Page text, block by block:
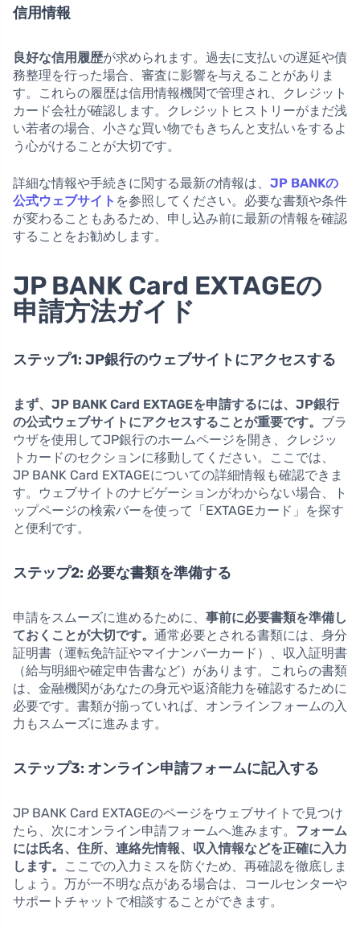
信用情報
良好な信用履歴が求められます。過去に支払いの遅延や債
務整理を行った場合、審査に影響を与えることがありま
す。これらの履歴は信用情報機関で管理され、クレジット
カード会社が確認します。クレジットヒストリーがまだ浅
い若者の場合、小さな買い物でもきちんと支払いをするよ
う心がけることが大切です。
詳細な情報や手続きに関する最新の情報は、 JP BANKの
公式ウェブサイト を参照してください。必要な書類や条件
が変わることもあるため、申し込み前に最新の情報を確認
することをお勧めします。
JP BANK Card EXTAGEの
申請方法ガイド
ステップ1: JP銀行のウェブサイトにアクセスする
まず、JP BANK Card EXTAGEを申請するには、JP銀行
の公式ウェブサイトにアクセスすることが重要です。 ブラ
ウザを使用してJP銀行のホームページを開き、クレジッ
トカードのセクションに移動してください。ここでは、
JP BANK Card EXTAGEについての詳細情報も確認できま
す。ウェブサイトのナビゲーションがわからない場合、ト
ップページの検索バーを使って「EXTAGEカード」を探す
と便利です。
ステップ2: 必要な書類を準備する
申請をスムーズに進めるために、 事前に必要書類を準備し
ておくことが大切です。 通常必要とされる書類には、身分
証明書（運転免許証やマイナンバーカード）、収入証明書
（給与明細や確定申告書など）があります。これらの書類
は、金融機関があなたの身元や返済能力を確認するために
必要です。書類が揃っていれば、オンラインフォームの入
力もスムーズに進みます。
ステップ3: オンライン申請フォームに記入する
JP BANK Card EXTAGEのページをウェブサイトで見つけ
たら、次にオンライン申請フォームへ進みます。 フォーム
には氏名、住所、連絡先情報、収入情報などを正確に入力
します。
ここでの入力ミスを防ぐため、再確認を徹底しま
しょう。万が一不明な点がある場合は、コールセンターや
サポートチャットで相談することができます。